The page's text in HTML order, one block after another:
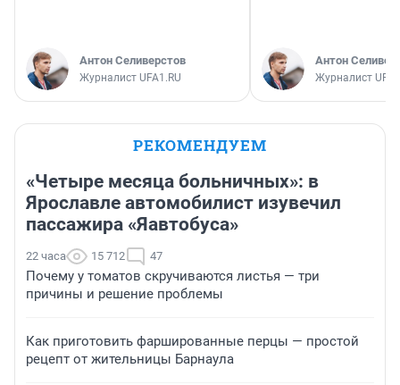
Антон Селиверстов
Журналист UFA1.RU
Антон
Журналист
РЕКОМЕНДУЕМ
«Четыре месяца больничных»: в
Ярославле автомобилист изувечил
пассажира «Яавтобуса»
22 часа 15 712 47
Почему у томатов скручиваются листья — три
причины и решение проблемы
Как приготовить фаршированные перцы — простой
рецепт от жительницы Барнаула